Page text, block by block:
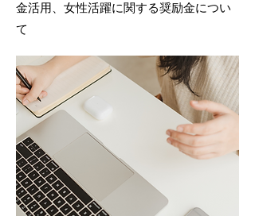
金活用、女性活躍に関する奨励金につい
て